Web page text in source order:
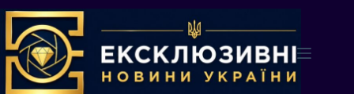
до
вмісту